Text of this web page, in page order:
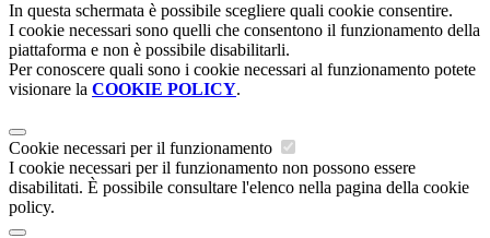
In questa schermata è possibile scegliere quali cookie consentire.
I cookie necessari sono quelli che consentono il funzionamento della
piattaforma e non è possibile disabilitarli.
Per conoscere quali sono i cookie necessari al funzionamento potete
visionare la COOKIE POLICY.
Cookie necessari per il funzionamento
I cookie necessari per il funzionamento non possono essere
disabilitati. È possibile consultare l'elenco nella pagina della cookie
policy.